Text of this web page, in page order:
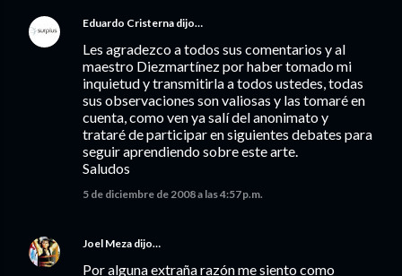
Eduardo Cristerna dijo…
Les agradezco a todos sus comentarios y al
maestro Diezmartínez por haber tomado mi
inquietud y transmitirla a todos ustedes, todas
sus observaciones son valiosas y las tomaré en
cuenta, como ven ya salí del anonimato y
trataré de participar en siguientes debates para
seguir aprendiendo sobre este arte.
Saludos
5 de diciembre de 2008 a las 4:57 p.m.
Joel Meza dijo…
Por alguna extraña razón me siento como